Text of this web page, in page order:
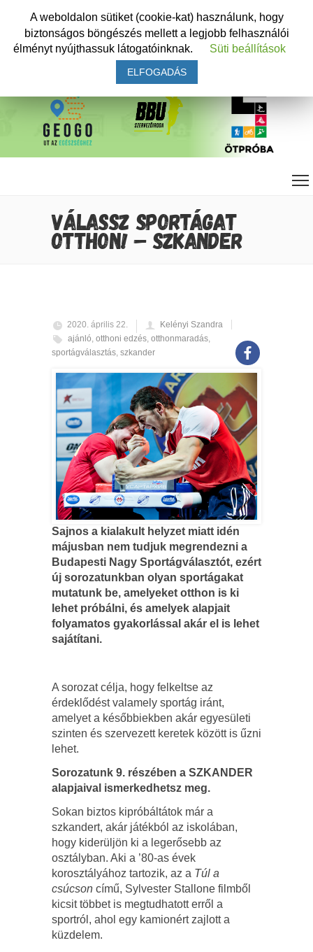
VÁLASSZ SPORTÁGAT
OTTHON! – SZKANDER
2020. április 22.
Kelényi Szandra
ajánló, otthoni edzés, otthonmaradás,
sportágválasztás, szkander
Sajnos a kialakult helyzet miatt idén
májusban nem tudjuk megrendezni a
Budapesti Nagy Sportágválasztót, ezért
új sorozatunkban olyan sportágakat
mutatunk be, amelyeket otthon is ki
lehet próbálni, és amelyek alapjait
folyamatos gyakorlással akár el is lehet
sajátítani.
A sorozat célja, hogy felkeltse az
érdeklődést valamely sportág iránt,
amelyet a későbbiekben akár egyesületi
szinten és szervezett keretek között is űzni
lehet.
Sorozatunk 9. részében a SZKANDER
alapjaival ismerkedhetsz meg.
Sokan biztos kipróbáltátok már a
szkandert, akár játékból az iskolában,
hogy kiderüljön ki a legerősebb az
osztályban. Aki a ’80-as évek
korosztályához tartozik, az a Túl a
csúcson című, Sylvester Stallone filmből
kicsit többet is megtudhatott erről a
sportról, ahol egy kamionért zajlott a
küzdelem.
A weboldalon sütiket (cookie-kat) használunk, hogy
biztonságos böngészés mellett a legjobb felhasználói
élményt nyújthassuk látogatóinknak.
Süti beállítások
ELFOGADÁS